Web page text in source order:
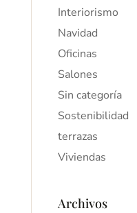
Interiorismo
Navidad
Oficinas
Salones
Sin categoría
Sostenibilidad
terrazas
Viviendas
Archivos